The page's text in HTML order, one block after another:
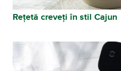
Rețetă creveți în stil Cajun